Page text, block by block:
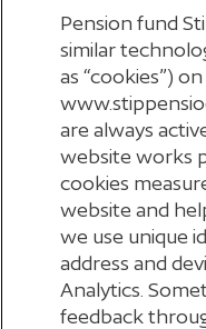
Pension fund
similar
as “cookies”)
are always
website works
cookies
website and
we use unique
address and
Analytics.
feedback